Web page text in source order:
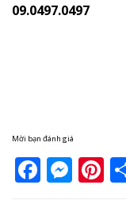
09.0497.0497
Mời bạn đánh giá